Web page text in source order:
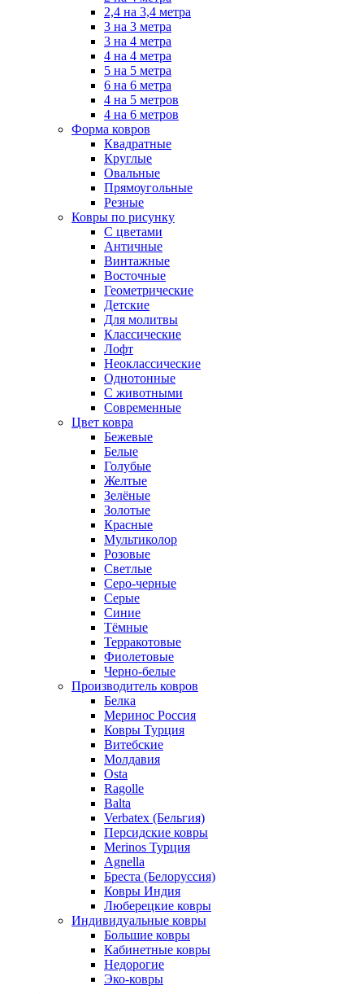
2,4 на 3,4 метра
3 на 3 метра
3 на 4 метра
4 на 4 метра
5 на 5 метра
6 на 6 метра
4 на 5 метров
4 на 6 метров
Форма ковров
Квадратные
Круглые
Овальные
Прямоугольные
Резные
Ковры по рисунку
C цветами
Античные
Винтажные
Восточные
Геометрические
Детские
Для молитвы
Классические
Лофт
Неоклассические
Однотонные
С животными
Современные
Цвет ковра
Бежевые
Белые
Голубые
Желтые
Зелёные
Золотые
Красные
Мультиколор
Розовые
Светлые
Серо-черные
Серые
Синие
Тёмные
Терракотовые
Фиолетовые
Черно-белые
Производитель ковров
Белка
Меринос Россия
Ковры Турция
Витебские
Молдавия
Osta
Ragolle
Balta
Verbatex (Бельгия)
Персидские ковры
Merinos Турция
Agnella
Бреста (Белоруссия)
Ковры Индия
Люберецкие ковры
Индивидуальные ковры
Большие ковры
Кабинетные ковры
Недорогие
Эко-ковры